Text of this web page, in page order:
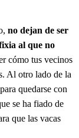
no dejan de ser
al que no
cómo tus vecinos
Al otro lado de la
quedarse con
se ha fiado de
que las vacas